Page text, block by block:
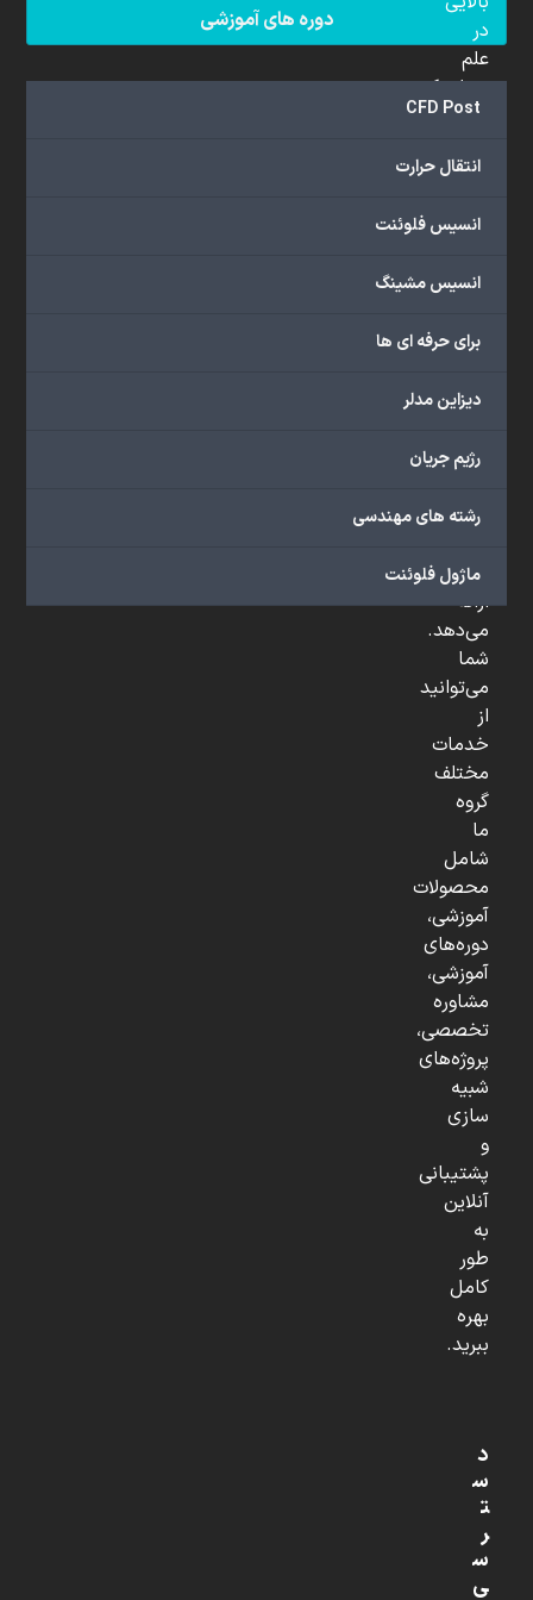
دوره های آموزشی
CFD Post
انتقال حرارت
انسیس فلوئنت
انسیس مشینگ
برای حرفه ای ها
دیزاین مدلر
رژیم جریان
رشته های مهندسی
ماژول فلوئنت
در
علم
دینامیک
سیالات
(CFD)
هستند.
ما
گسترده‌ای
با
دانشگاهی،
صنعتی
...
ارائه
می‌دهد.
شما
می‌توانید
از
خدمات
مختلف
گروه
ما
شامل
محصولات
آموزشی،
دوره‌های
آموزشی،
مشاوره
تخصصی،
پروژه‌های
شبیه
سازی
و
پشتیبانی
آنلاین
به
طور
کامل
بهره
ببرید.
د
س
ت
ر
س
ی